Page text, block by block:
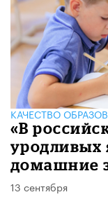
КАЧЕСТВО
«В
уродливых
домашние
13 сентября